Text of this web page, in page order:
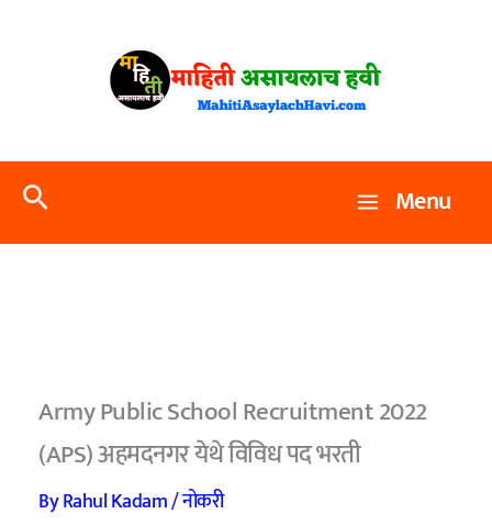
Search Menu
Army Public School Recruitment 2022
(APS) अहमदनगर येथे विविध पद भरती
ByRahul Kadam/नोकरी